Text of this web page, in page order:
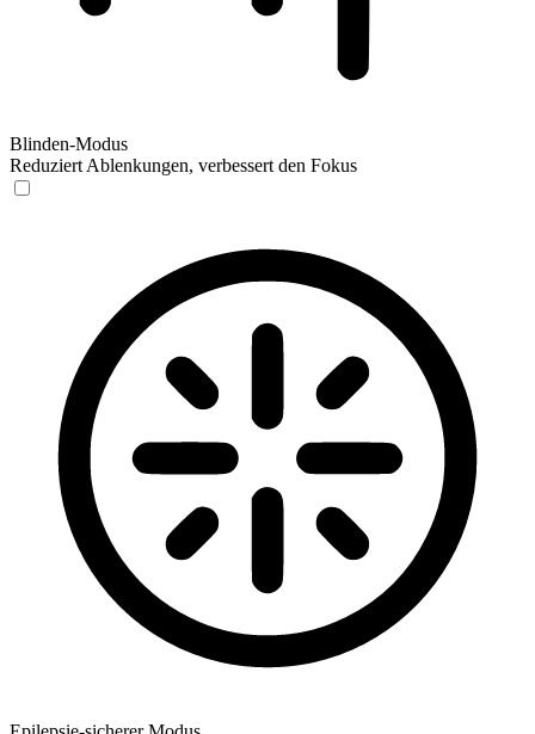
Blinden-Modus
Reduziert Ablenkungen, verbessert den Fokus